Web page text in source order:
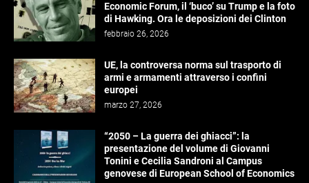
Economic Forum, il ‘buco’ su Trump e la foto
di Hawking. Ora le deposizioni dei Clinton
febbraio 26, 2026
UE, la controversa norma sul trasporto di
armi e armamenti attraverso i confini
europei
marzo 27, 2026
“2050 – La guerra dei ghiacci”: la
presentazione del volume di Giovanni
Tonini e Cecilia Sandroni al Campus
genovese di European School of Economics